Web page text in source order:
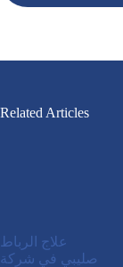
Related Articles
علاج الرباط
صليبي في شركة